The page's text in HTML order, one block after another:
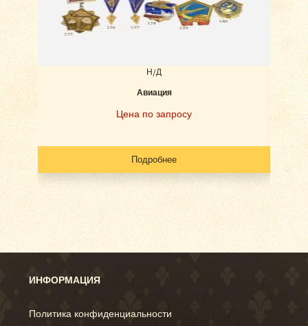
Н/Д
Авиация
Цена по запросу
Подробнее
ИНФОРМАЦИЯ
Политика конфиденциальности